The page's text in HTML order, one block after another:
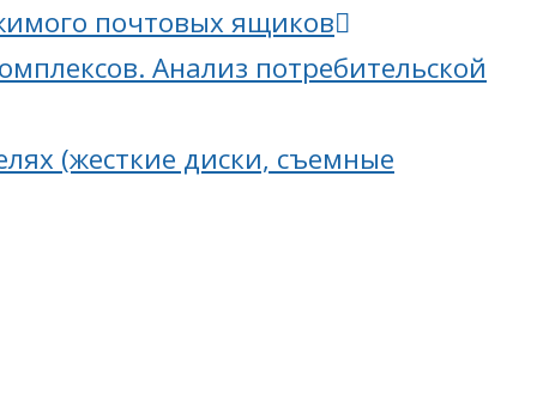
почтовых ящиков
Анализ потребительской
(жесткие диски, съемные